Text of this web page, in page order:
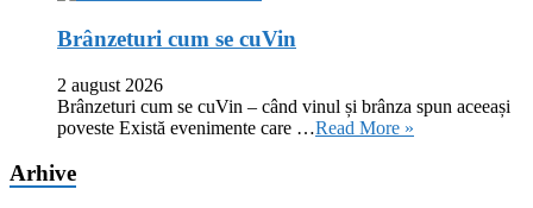
Brânzeturi cum se cuVin
2 august 2026
Brânzeturi cum se cuVin – când vinul și brânza spun aceeași
poveste Există evenimente care …Read More »
Arhive